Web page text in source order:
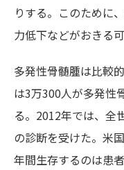
りする。このために
力低下などがおきる
多発性骨髄腫は比較
は3万300人が多発性
る。2012年では、全
の診断を受けた。米
年間生存するのは患